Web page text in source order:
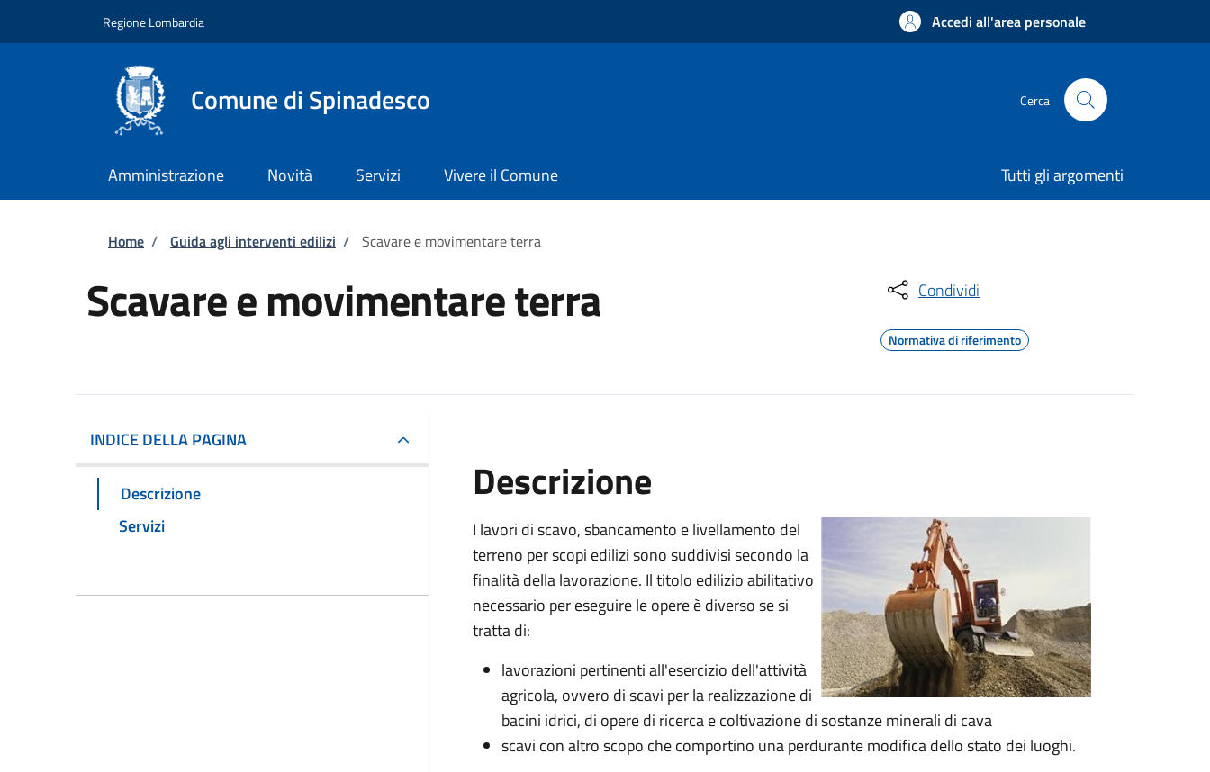
Regione Lombardia Accedi all'area personale
Comune di Spinadesco Cerca
Amministrazione Novità Servizi Vivere il Comune Tutti gli argomenti
Briciole di pane
Home / Guida agli interventi edilizi / Scavare e movimentare terra
Scavare e movimentare terra Condividi
Normativa di riferimento
INDICE DELLA PAGINA
Descrizione
Servizi
Descrizione
I lavori di scavo, sbancamento e livellamento del
terreno per scopi edilizi sono suddivisi secondo la
finalità della lavorazione. Il titolo edilizio abilitativo
necessario per eseguire le opere è diverso se si
tratta di:
lavorazioni pertinenti all'esercizio dell'attività
agricola, ovvero di scavi per la realizzazione di
bacini idrici, di opere di ricerca e coltivazione di sostanze minerali di cava
scavi con altro scopo che comportino una perdurante modifica dello stato dei luoghi.